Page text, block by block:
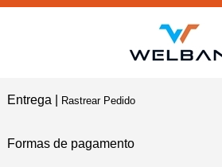
Entrega | Rastrear Pedido
Formas de pagamento